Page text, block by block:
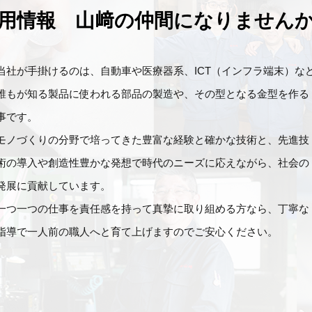
情報 山﨑の仲間になりません
社が手掛けるのは、自動車や医療器系、ICT（インフラ端末）な
もが知る製品に使われる部品の製造や、その型となる金型を作る
です。
ノづくりの分野で培ってきた豊富な経験と確かな技術と、先進技
の導入や創造性豊かな発想で時代のニーズに応えながら、社会の
展に貢献しています。
つ一つの仕事を責任感を持って真摯に取り組める方なら、丁寧な
導で一人前の職人へと育て上げますのでご安心ください。